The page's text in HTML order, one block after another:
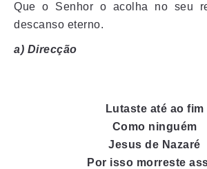
Que o Senhor o acolha no seu
descanso eterno.
a) Direcção
Lutaste até ao fim
Como ninguém
Jesus de Nazaré
Por isso morreste